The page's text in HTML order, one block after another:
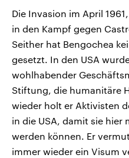
Die Invasion im April
in den Kampf gegen
Seither hat Bengochea
gesetzt. In den USA
wohlhabender
Stiftung, die humanitäre
wieder holt er Aktivisten
in die USA, damit sie hier
werden können. Er
immer wieder ein Visum